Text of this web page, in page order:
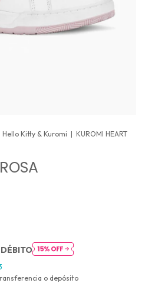
Hello Kitty & Kuromi | KUROMI HEART
DÉBITO
o depósito